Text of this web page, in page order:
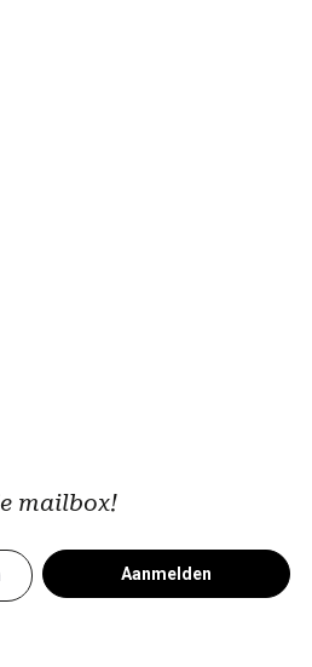
mailbox!
Aanmelden